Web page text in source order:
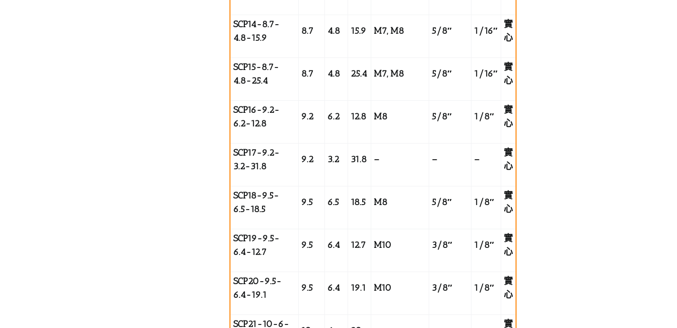
SCP14-8.7-
4.8-15.9
8.7 4.8 15.9 M7, M8 5/8″ 1/16″
實
心
SCP15-8.7-
4.8-25.4
8.7 4.8 25.4 M7, M8 5/8″ 1/16″
實
心
SCP16-9.2-
6.2-12.8
9.2 6.2 12.8 M8 5⁄8″ 1/8″
實
心
SCP17-9.2-
3.2-31.8
9.2 3.2 31.8 – – –
實
心
SCP18-9.5-
6.5-18.5
9.5 6.5 18.5 M8 5/8″ 1/8″
實
心
SCP19-9.5-
6.4-12.7
9.5 6.4 12.7 M10 3/8″ 1/8″
實
心
SCP20-9.5-
6.4-19.1
9.5 6.4 19.1 M10 3/8″ 1/8″
實
心
SCP21-10-6- 實